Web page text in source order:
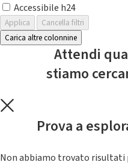
Accessibile h24
Applica
Cancella filtri
Carica altre colonnine
Attendi
stiamo
Prova a
Non abbiamo trovato risultati